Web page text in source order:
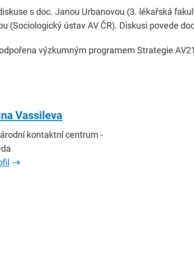
s doc. Janou Urbanovou (3. lékařská
(Sociologický ústav AV ČR). Diskusi povede
výzkumným programem Strategie
Vassileva
kontaktní centrum -